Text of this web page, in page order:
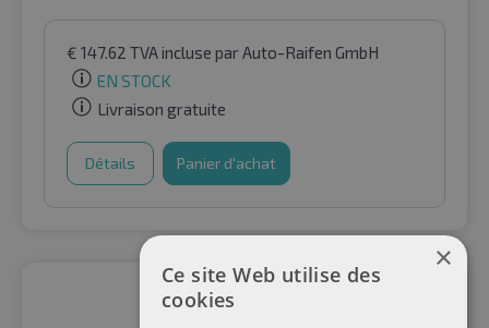
€ 147.62 TVA incluse par Auto-Raifen GmbH
EN STOCK
Livraison gratuite
Détails Panier d'achat
×
Ce site Web utilise des
cookies